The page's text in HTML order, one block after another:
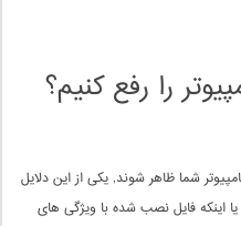
را رفع کنیم؟
شما ظاهر شوند, یکی از این دلایل
اینکه فایل نصب شده با ویژگی های